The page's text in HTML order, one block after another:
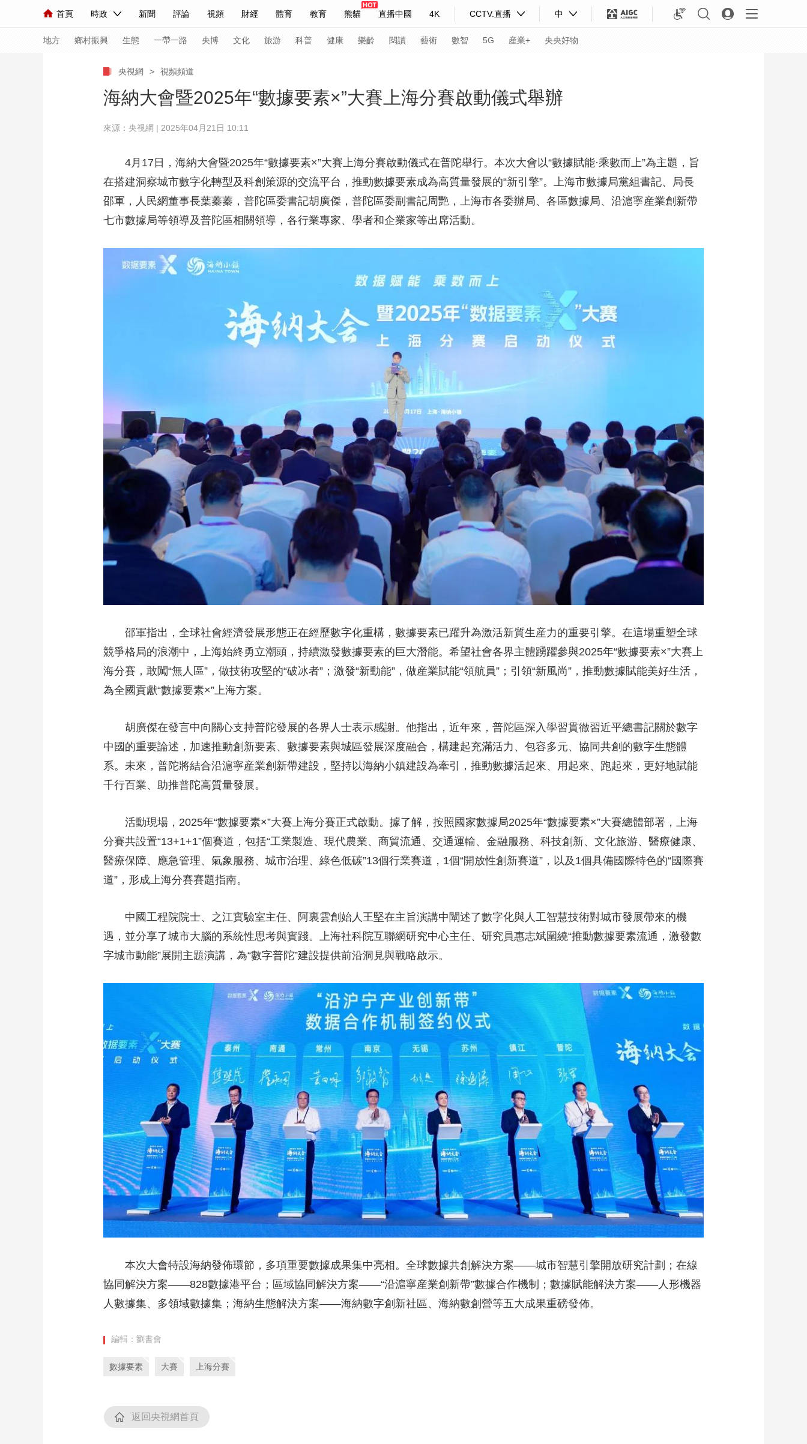
首頁 時政 新聞 評論 視頻 財經 體育 教育 熊貓 直播中國 4K CCTV.直播 中
人民領袖習近平 聯播+ 中國領導人 央視快評 習式妙語 熱解讀 天天學習
直播 片庫 欄目大全 節目單 聽音 微視頻 主持人 下載央視影音
海外頻道 iPanda English Монгол
地方 鄉村振興 生態 一帶一路 央博 文化 旅游 科普 健康 樂齡 閱讀 藝術 數智 5G 産業+ 央央好物
聯播+ 熱解讀 天天學習 習式妙語 央視快評 央視網評 光華銳評 鋒面
小央視頻 小央直播 直播中國 熊貓頻道 VR/AR 4K專區 全景新聞
前線 比劃 快看 藍海中國 新兵請入列 人生第一次 人生第二次
CCTV奧林匹克頻道 生活體育大會
文化 旅游 科普 健康 樂齡
雲頂對話 雲起 超級工廠 智敬中國 全民健康 顏選攻略 海洋 時尚 天氣 才藝
總台企業白名單
央視網 > 視頻頻道
海納大會暨2025年“數據要素×”大賽上海分賽啟動儀式舉辦
來源：央視網 | 2025年04月21日 10:11
4月17日，海納大會暨2025年“數據要素×”大賽上海分賽啟動儀式在普陀舉行。本次大會以“數據賦能·乘數而上”為主題，旨
在搭建洞察城市數字化轉型及科創策源的交流平台，推動數據要素成為高質量發展的“新引擎”。上海市數據局黨組書記、局長
邵軍，人民網董事長葉蓁蓁，普陀區委書記胡廣傑，普陀區委副書記周艷，上海市各委辦局、各區數據局、沿滬寧産業創新帶
七市數據局等領導及普陀區相關領導，各行業專家、學者和企業家等出席活動。
邵軍指出，全球社會經濟發展形態正在經歷數字化重構，數據要素已躍升為激活新質生産力的重要引擎。在這場重塑全球
競爭格局的浪潮中，上海始終勇立潮頭，持續激發數據要素的巨大潛能。希望社會各界主體踴躍參與2025年“數據要素×”大賽上
海分賽，敢闖“無人區”，做技術攻堅的“破冰者”；激發“新動能”，做産業賦能“領航員”；引領“新風尚”，推動數據賦能美好生活，
為全國貢獻“數據要素×”上海方案。
胡廣傑在發言中向關心支持普陀發展的各界人士表示感謝。他指出，近年來，普陀區深入學習貫徹習近平總書記關於數字
中國的重要論述，加速推動創新要素、數據要素與城區發展深度融合，構建起充滿活力、包容多元、協同共創的數字生態體
系。未來，普陀將結合沿滬寧産業創新帶建設，堅持以海納小鎮建設為牽引，推動數據活起來、用起來、跑起來，更好地賦能
千行百業、助推普陀高質量發展。
活動現場，2025年“數據要素×”大賽上海分賽正式啟動。據了解，按照國家數據局2025年“數據要素×”大賽總體部署，上海
分賽共設置“13+1+1”個賽道，包括“工業製造、現代農業、商貿流通、交通運輸、金融服務、科技創新、文化旅游、醫療健康、
醫療保障、應急管理、氣象服務、城市治理、綠色低碳”13個行業賽道，1個“開放性創新賽道”，以及1個具備國際特色的“國際賽
道”，形成上海分賽賽題指南。
中國工程院院士、之江實驗室主任、阿裏雲創始人王堅在主旨演講中闡述了數字化與人工智慧技術對城市發展帶來的機
遇，並分享了城市大腦的系統性思考與實踐。上海社科院互聯網研究中心主任、研究員惠志斌圍繞“推動數據要素流通，激發數
字城市動能”展開主題演講，為“數字普陀”建設提供前沿洞見與戰略啟示。
本次大會特設海納發佈環節，多項重要數據成果集中亮相。全球數據共創解決方案——城市智慧引擎開放研究計劃；在線
協同解決方案——828數據港平台；區域協同解決方案——“沿滬寧産業創新帶”數據合作機制；數據賦能解決方案——人形機器
人數據集、多領域數據集；海納生態解決方案——海納數字創新社區、海納數創營等五大成果重磅發佈。
編輯：劉書會
數據要素 大賽 上海分賽
返回央視網首頁